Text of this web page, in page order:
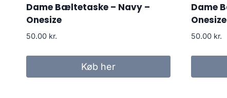
Dame Bæltetaske – Navy –
Onesize
50.00 kr.
Køb her
Dame
Onesize
50.00 kr.